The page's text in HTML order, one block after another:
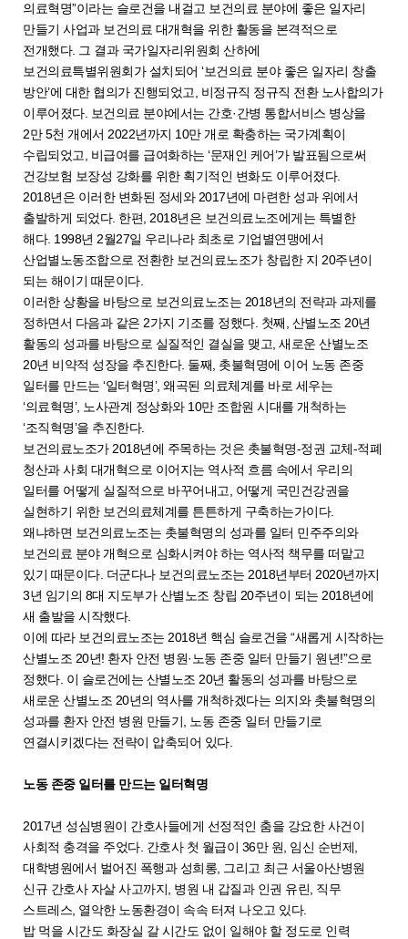
의료혁명”이라는 슬로건을 내걸고 보건의료 분야에 좋은 일자리
만들기 사업과 보건의료 대개혁을 위한 활동을 본격적으로
전개했다. 그 결과 국가일자리위원회 산하에
보건의료특별위원회가 설치되어 ‘보건의료 분야 좋은 일자리 창출
방안’에 대한 협의가 진행되었고, 비정규직 정규직 전환 노사합의가
이루어졌다. 보건의료 분야에서는 간호·간병 통합서비스 병상을
2만 5천 개에서 2022년까지 10만 개로 확충하는 국가계획이
수립되었고, 비급여를 급여화하는 ‘문재인 케어’가 발표됨으로써
건강보험 보장성 강화를 위한 획기적인 변화도 이루어졌다.
2018년은 이러한 변화된 정세와 2017년에 마련한 성과 위에서
출발하게 되었다. 한편, 2018년은 보건의료노조에게는 특별한
해다. 1998년 2월27일 우리나라 최초로 기업별연맹에서
산업별노동조합으로 전환한 보건의료노조가 창립한 지 20주년이
되는 해이기 때문이다.
이러한 상황을 바탕으로 보건의료노조는 2018년의 전략과 과제를
정하면서 다음과 같은 2가지 기조를 정했다. 첫째, 산별노조 20년
활동의 성과를 바탕으로 실질적인 결실을 맺고, 새로운 산별노조
20년 비약적 성장을 추진한다. 둘째, 촛불혁명에 이어 노동 존중
일터를 만드는 ‘일터혁명’, 왜곡된 의료체계를 바로 세우는
‘의료혁명’, 노사관계 정상화와 10만 조합원 시대를 개척하는
‘조직혁명’을 추진한다.
보건의료노조가 2018년에 주목하는 것은 촛불혁명-정권 교체-적폐
청산과 사회 대개혁으로 이어지는 역사적 흐름 속에서 우리의
일터를 어떻게 실질적으로 바꾸어내고, 어떻게 국민건강권을
실현하기 위한 보건의료체계를 튼튼하게 구축하는가이다.
왜냐하면 보건의료노조는 촛불혁명의 성과를 일터 민주주의와
보건의료 분야 개혁으로 심화시켜야 하는 역사적 책무를 떠맡고
있기 때문이다. 더군다나 보건의료노조는 2018년부터 2020년까지
3년 임기의 8대 지도부가 산별노조 창립 20주년이 되는 2018년에
새 출발을 시작했다.
이에 따라 보건의료노조는 2018년 핵심 슬로건을 “새롭게 시작하는
산별노조 20년! 환자 안전 병원·노동 존중 일터 만들기 원년!”으로
정했다. 이 슬로건에는 산별노조 20년 활동의 성과를 바탕으로
새로운 산별노조 20년의 역사를 개척하겠다는 의지와 촛불혁명의
성과를 환자 안전 병원 만들기, 노동 존중 일터 만들기로
연결시키겠다는 전략이 압축되어 있다.
노동 존중 일터를 만드는 일터혁명
2017년 성심병원이 간호사들에게 선정적인 춤을 강요한 사건이
사회적 충격을 주었다. 간호사 첫 월급이 36만 원, 임신 순번제,
대학병원에서 벌어진 폭행과 성희롱, 그리고 최근 서울아산병원
신규 간호사 자살 사고까지, 병원 내 갑질과 인권 유린, 직무
스트레스, 열악한 노동환경이 속속 터져 나오고 있다.
밥 먹을 시간도 화장실 갈 시간도 없이 일해야 할 정도로 인력